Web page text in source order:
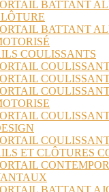
BATTANT
BATTANT
COULISSANTS
ET CLÔTURES